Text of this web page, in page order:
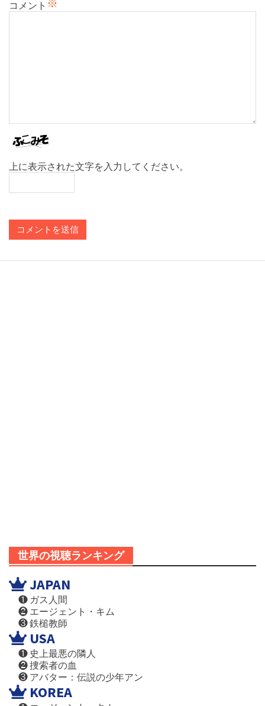
コメント ※
上に表示された文字を入力してください。
世界の視聴ランキング
JAPAN
❶ ガス人間
❷ エージェント・キム
❸ 鉄槌教師
USA
❶ 史上最悪の隣人
❷ 捜索者の血
❸ アバター：伝説の少年アン
KOREA